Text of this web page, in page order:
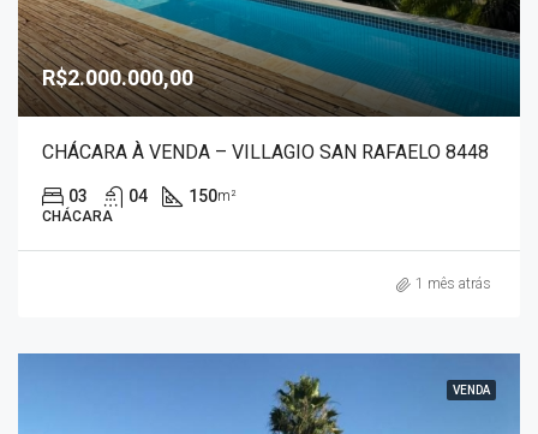
R$2.000.000,00
CHÁCARA À VENDA – VILLAGIO SAN RAFAELO 8448
03 04 150m²
CHÁCARA
1 mês atrás
VENDA